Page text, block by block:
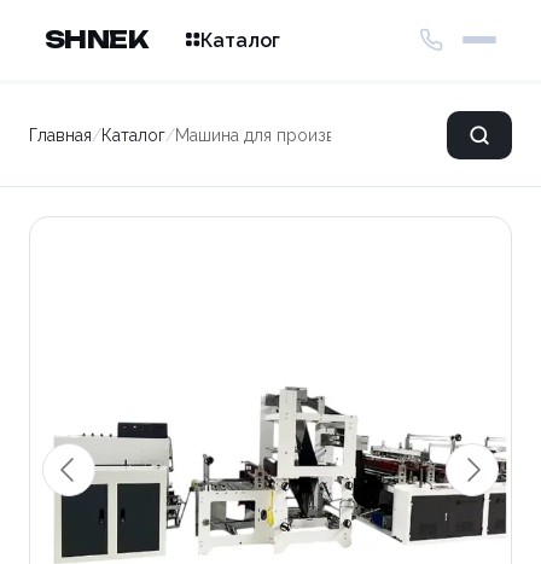
SHNEK Каталог
Главная/Каталог/Машина для производства пакетов GBCC-